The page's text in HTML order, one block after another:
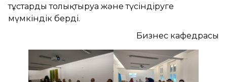
тұстарды толықтыруға және түсіндіруге
мүмкіндік берді.
Бизнес кафедрасы